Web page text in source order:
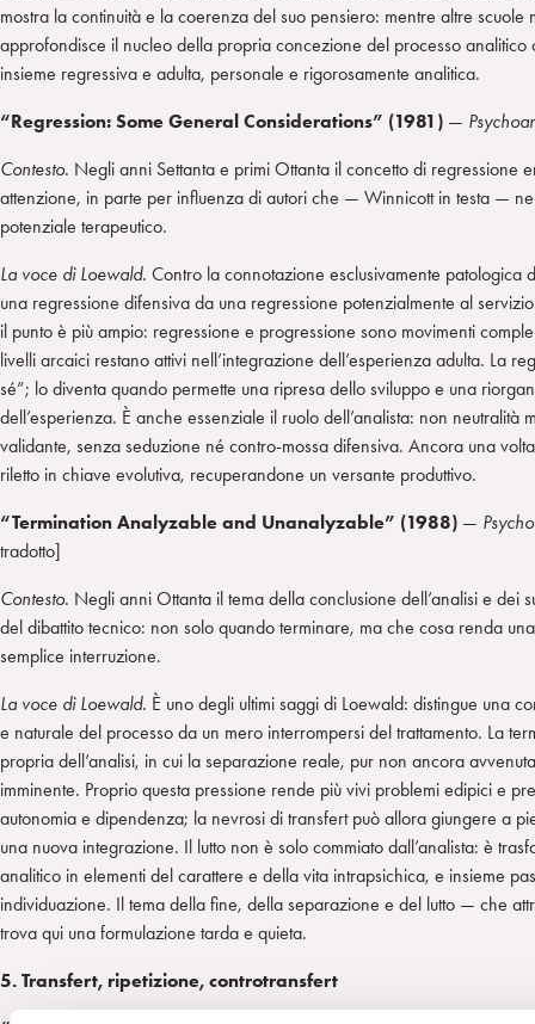
mostra la continuità e la coerenza del suo pensiero: mentre altre scuole
approfondisce il nucleo della propria concezione del processo analitico
insieme regressiva e adulta, personale e rigorosamente analitica.
“Regression: Some General Considerations” (1981) —
Contesto. Negli anni Settanta e primi Ottanta il concetto di regressione
attenzione, in parte per influenza di autori che — Winnicott in testa —
potenziale terapeutico.
La voce di Loewald. Contro la connotazione esclusivamente patologica
una regressione difensiva da una regressione potenzialmente al
il punto è più ampio: regressione e progressione sono movimenti
livelli arcaici restano attivi nell’integrazione dell’esperienza adulta. La
sé”; lo diventa quando permette una ripresa dello sviluppo e una
dell’esperienza. È anche essenziale il ruolo dell’analista: non neutralità
validante, senza seduzione né contro-mossa difensiva. Ancora una
riletto in chiave evolutiva, recuperandone un versante produttivo.
“Termination Analyzable and Unanalyzable” (1988) —
tradotto]
Contesto. Negli anni Ottanta il tema della conclusione dell’analisi e dei
del dibattito tecnico: non solo quando terminare, ma che cosa renda
semplice interruzione.
La voce di Loewald. È uno degli ultimi saggi di Loewald: distingue una
e naturale del processo da un mero interrompersi del trattamento. La
propria dell’analisi, in cui la separazione reale, pur non ancora
imminente. Proprio questa pressione rende più vivi problemi edipici e
autonomia e dipendenza; la nevrosi di transfert può allora giungere a
una nuova integrazione. Il lutto non è solo commiato dall’analista: è
analitico in elementi del carattere e della vita intrapsichica, e insieme
individuazione. Il tema della fine, della separazione e del lutto — che
trova qui una formulazione tarda e quieta.
5. Transfert, ripetizione, controtransfert